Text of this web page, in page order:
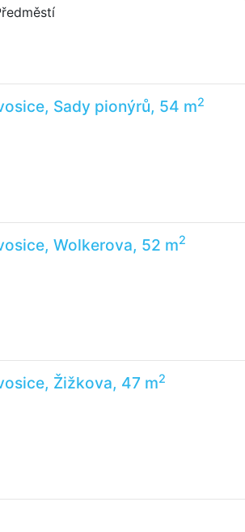
Sady pionýrů, 54 m2
Wolkerova, 52 m2
Žižkova, 47 m2